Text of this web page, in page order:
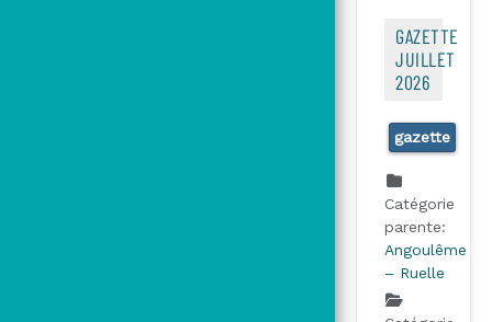
GAZETTE
JUILLET
2026
gazette
Catégorie
parente:
Angoulême
– Ruelle